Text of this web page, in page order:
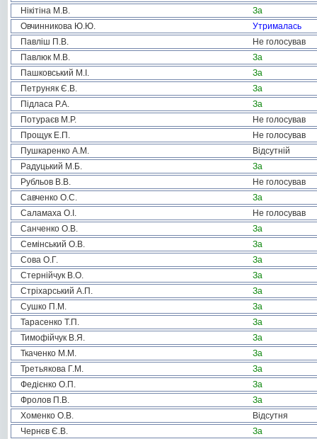
Нікітіна М.В.
За
Овчинникова Ю.Ю.
Утрималась
Павліш П.В.
Не голосував
Павлюк М.В.
За
Пашковський М.І.
За
Петруняк Є.В.
За
Підласа Р.А.
За
Потураєв М.Р.
Не голосував
Прощук Е.П.
Не голосував
Пушкаренко А.М.
Відсутній
Радуцький М.Б.
За
Рубльов В.В.
Не голосував
Савченко О.С.
За
Саламаха О.І.
Не голосував
Санченко О.В.
За
Семінський О.В.
За
Сова О.Г.
За
Стернійчук В.О.
За
Стріхарський А.П.
За
Сушко П.М.
За
Тарасенко Т.П.
За
Тимофійчук В.Я.
За
Ткаченко М.М.
За
Третьякова Г.М.
За
Федієнко О.П.
За
Фролов П.В.
За
Хоменко О.В.
Відсутня
Чернєв Є.В.
За